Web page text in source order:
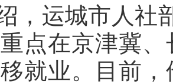
，运城市人社
点在京津冀
就业。目前